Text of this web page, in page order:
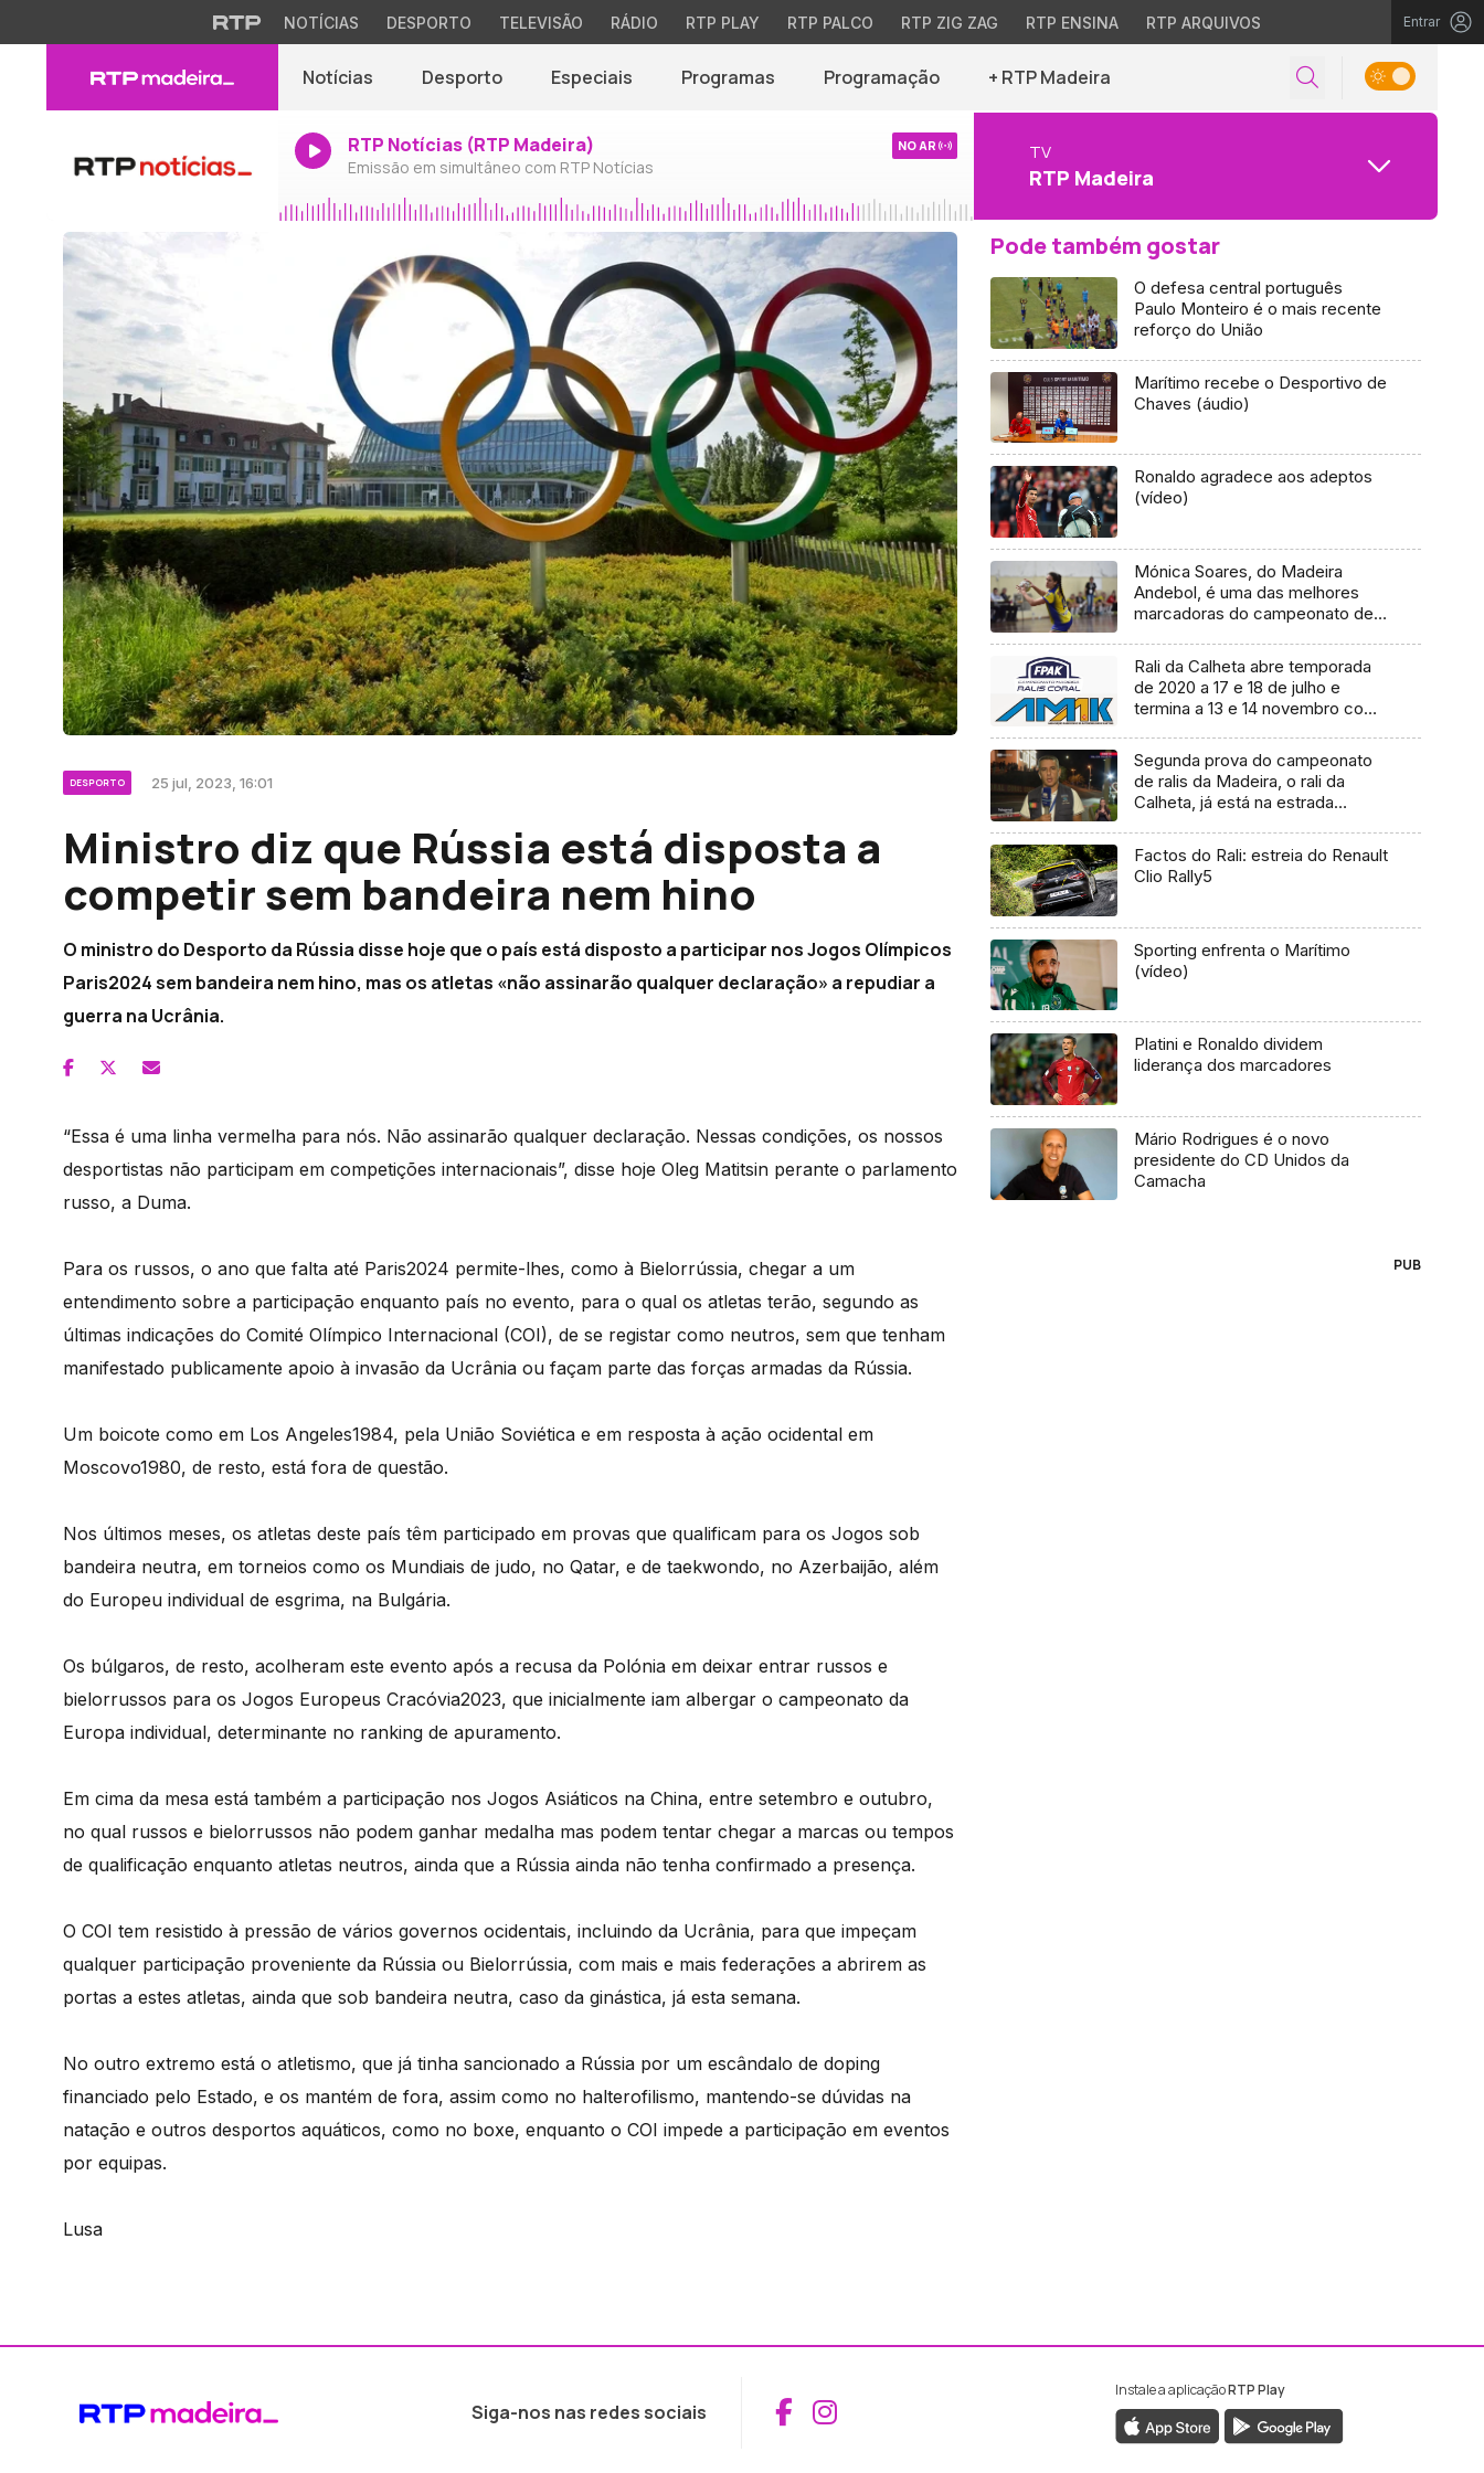
NOTÍCIAS DESPORTO TELEVISÃO RÁDIO RTP PLAY RTP PALCO RTP ZIG ZAG RTP ENSINA RTP ARQUIVOS Entrar
Notícias Desporto Especiais Programas Programação + RTP Madeira
RTP Notícias (RTP Madeira)
Emissão em simultâneo com RTP Notícias
NO AR TV
RTP Madeira
DESPORTO 25 jul, 2023, 16:01
Ministro diz que Rússia está disposta a
competir sem bandeira nem hino
O ministro do Desporto da Rússia disse hoje que o país está disposto a participar nos Jogos Olímpicos
Paris2024 sem bandeira nem hino, mas os atletas «não assinarão qualquer declaração» a repudiar a
guerra na Ucrânia.
“Essa é uma linha vermelha para nós. Não assinarão qualquer declaração. Nessas condições, os nossos
desportistas não participam em competições internacionais”, disse hoje Oleg Matitsin perante o parlamento
russo, a Duma.
Para os russos, o ano que falta até Paris2024 permite-lhes, como à Bielorrússia, chegar a um
entendimento sobre a participação enquanto país no evento, para o qual os atletas terão, segundo as
últimas indicações do Comité Olímpico Internacional (COI), de se registar como neutros, sem que tenham
manifestado publicamente apoio à invasão da Ucrânia ou façam parte das forças armadas da Rússia.
Um boicote como em Los Angeles1984, pela União Soviética e em resposta à ação ocidental em
Moscovo1980, de resto, está fora de questão.
Nos últimos meses, os atletas deste país têm participado em provas que qualificam para os Jogos sob
bandeira neutra, em torneios como os Mundiais de judo, no Qatar, e de taekwondo, no Azerbaijão, além
do Europeu individual de esgrima, na Bulgária.
Os búlgaros, de resto, acolheram este evento após a recusa da Polónia em deixar entrar russos e
bielorrussos para os Jogos Europeus Cracóvia2023, que inicialmente iam albergar o campeonato da
Europa individual, determinante no ranking de apuramento.
Em cima da mesa está também a participação nos Jogos Asiáticos na China, entre setembro e outubro,
no qual russos e bielorrussos não podem ganhar medalha mas podem tentar chegar a marcas ou tempos
de qualificação enquanto atletas neutros, ainda que a Rússia ainda não tenha confirmado a presença.
O COI tem resistido à pressão de vários governos ocidentais, incluindo da Ucrânia, para que impeçam
qualquer participação proveniente da Rússia ou Bielorrússia, com mais e mais federações a abrirem as
portas a estes atletas, ainda que sob bandeira neutra, caso da ginástica, já esta semana.
No outro extremo está o atletismo, que já tinha sancionado a Rússia por um escândalo de doping
financiado pelo Estado, e os mantém de fora, assim como no halterofilismo, mantendo-se dúvidas na
natação e outros desportos aquáticos, como no boxe, enquanto o COI impede a participação em eventos
por equipas.
Lusa
Pode também gostar
O defesa central português
Paulo Monteiro é o mais recente
reforço do União
Marítimo recebe o Desportivo de
Chaves (áudio)
Ronaldo agradece aos adeptos
(vídeo)
Mónica Soares, do Madeira
Andebol, é uma das melhores
marcadoras do campeonato de
Rali da Calheta abre temporada
de 2020 a 17 e 18 de julho e
termina a 13 e 14 novembro com
Segunda prova do campeonato
de ralis da Madeira, o rali da
Calheta, já está na estrada
Factos do Rali: estreia do Renault
Clio Rally5
Sporting enfrenta o Marítimo
(vídeo)
Platini e Ronaldo dividem
liderança dos marcadores
Mário Rodrigues é o novo
presidente do CD Unidos da
Camacha
PUB
Siga-nos nas redes sociais Aceder ao Facebook da RTP Madeira
Aceder ao Instagram da RTP Madeira
Instale a aplicaçãoRTP Play